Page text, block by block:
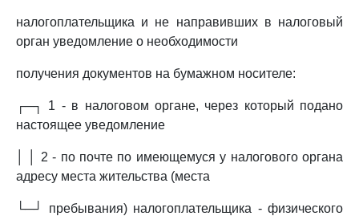
налогоплательщика и не направивших в налоговый
орган уведомление о необходимости
получения документов на бумажном носителе:
┌─┐ 1 - в налоговом органе, через который подано
настоящее уведомление
│ │ 2 - по почте по имеющемуся у налогового органа
адресу места жительства (места
└─┘ пребывания) налогоплательщика - физического